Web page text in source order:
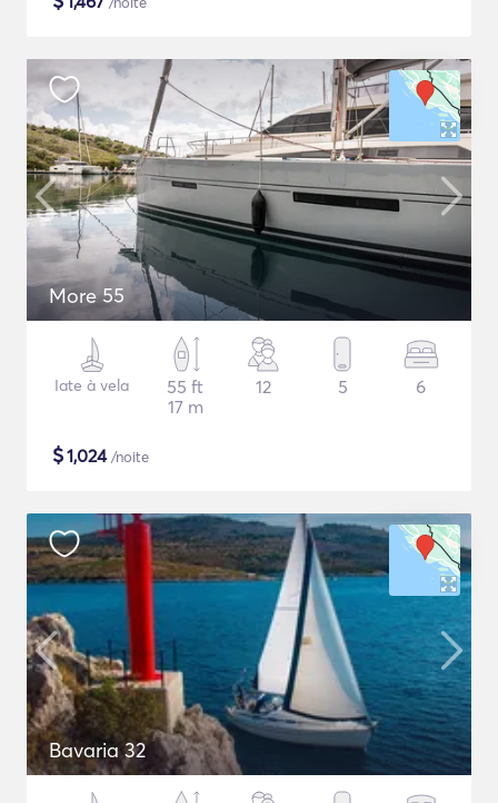
More 55
Iate à vela
55 ft
17 m
12 5 6
$1,024/noite
Bavaria 32